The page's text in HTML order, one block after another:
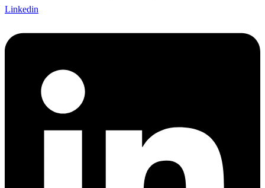
Linkedin